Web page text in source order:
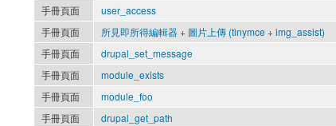
手冊頁面
user_access
手冊頁面
所見即所得編輯器 + 圖片上傳 (tinymce + img_assist)
手冊頁面
drupal_set_message
手冊頁面
module_exists
手冊頁面
module_foo
手冊頁面
drupal_get_path